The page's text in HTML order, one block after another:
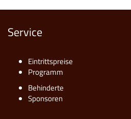
Service
Eintrittspreise
Programm
Behinderte
Sponsoren